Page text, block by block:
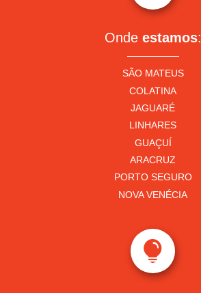
Onde estamos:
SÃO MATEUS
COLATINA
JAGUARÉ
LINHARES
GUAÇUÍ
ARACRUZ
PORTO SEGURO
NOVA VENÉCIA
